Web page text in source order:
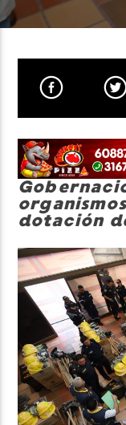
Neiva Estereo
dotación